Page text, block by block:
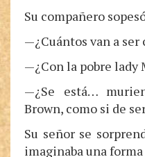
Su compañero
—¿Cuántos van a ser
—¿Con la pobre lady
—¿Se está…
Brown, como si de
Su señor se
imaginaba una